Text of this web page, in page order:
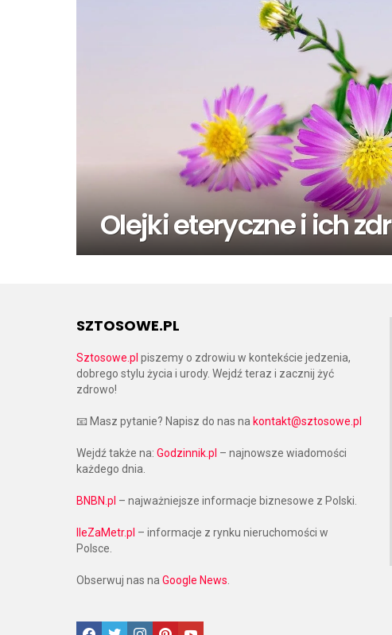
Olejki eteryczne i ich
SZTOSOWE.PL
Sztosowe.pl piszemy o zdrowiu w kontekście jedzenia,
dobrego stylu życia i urody. Wejdź teraz i zacznij żyć
zdrowo!
📧 Masz pytanie? Napisz do nas na kontakt@sztosowe.pl
Wejdź także na: Godzinnik.pl – najnowsze wiadomości
każdego dnia.
BNBN.pl – najważniejsze informacje biznesowe z Polski.
IleZaMetr.pl – informacje z rynku nieruchomości w
Polsce.
Obserwuj nas na Google News
Facebook
TwitterInstagramPinterestGoogle News